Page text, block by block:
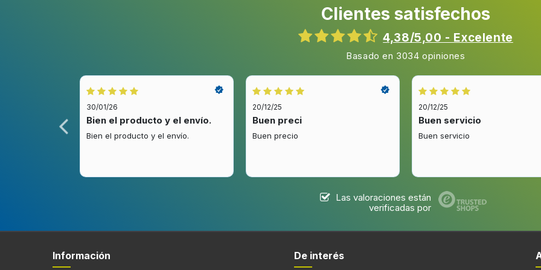
Tipo de visualizador
Puertos e Interfaces
Conexión USB
Entrada auxiliar
Puerto de carga USB
Conector USB
Regulable
Color del producto
Iluminación
Clientes satisfechos
4,38/5,00 - Excelente
Basado en 3034 opiniones
30/01/26
Bien el producto y el envío.
Bien el producto y el envío.
20/12/25
Buen preci
Buen precio
20/12/25
Buen servicio
Buen servicio
Las valoraciones están
verificadas por
Información De interés